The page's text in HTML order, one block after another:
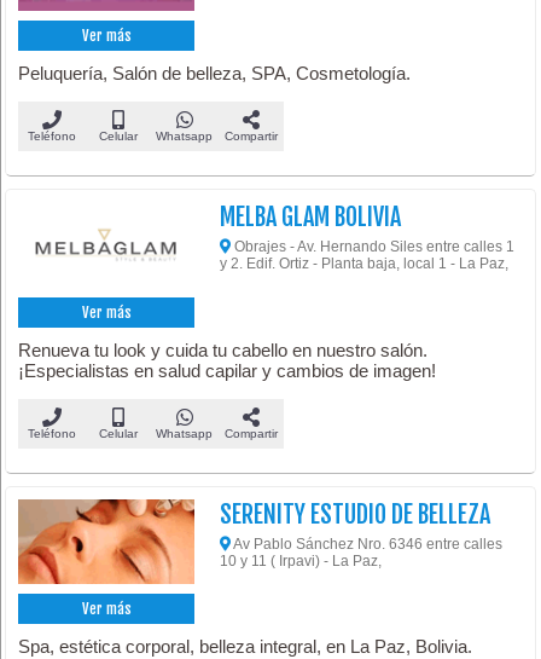
Ver más
Peluquería, Salón de belleza, SPA, Cosmetología.
Teléfono Celular Whatsapp Compartir
Ver más
MELBA GLAM BOLIVIA
Obrajes - Av. Hernando Siles entre calles 1
y 2. Edif. Ortiz - Planta baja, local 1 - La Paz,
Renueva tu look y cuida tu cabello en nuestro salón.
¡Especialistas en salud capilar y cambios de imagen!
Teléfono Celular Whatsapp Compartir
Ver más
SERENITY ESTUDIO DE BELLEZA
Av Pablo Sánchez Nro. 6346 entre calles
10 y 11 ( Irpavi) - La Paz,
Spa, estética corporal, belleza integral, en La Paz, Bolivia.